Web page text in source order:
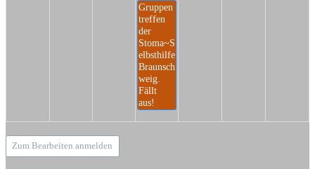
Gruppen
treffen
der
Stoma~S
elbsthilfe
Braunsch
weig.
Fällt
aus!
Zum Bearbeiten anmelden